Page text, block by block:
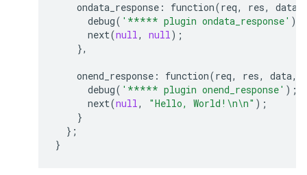
ondata_response : function(req, res, data
debug( '***** plugin ondata_response' );
next(null, null);
},
onend_response : function(req, res, data,
debug( '***** plugin onend_response' );
next(null, "Hello, World! \n\n" );
}
};
}